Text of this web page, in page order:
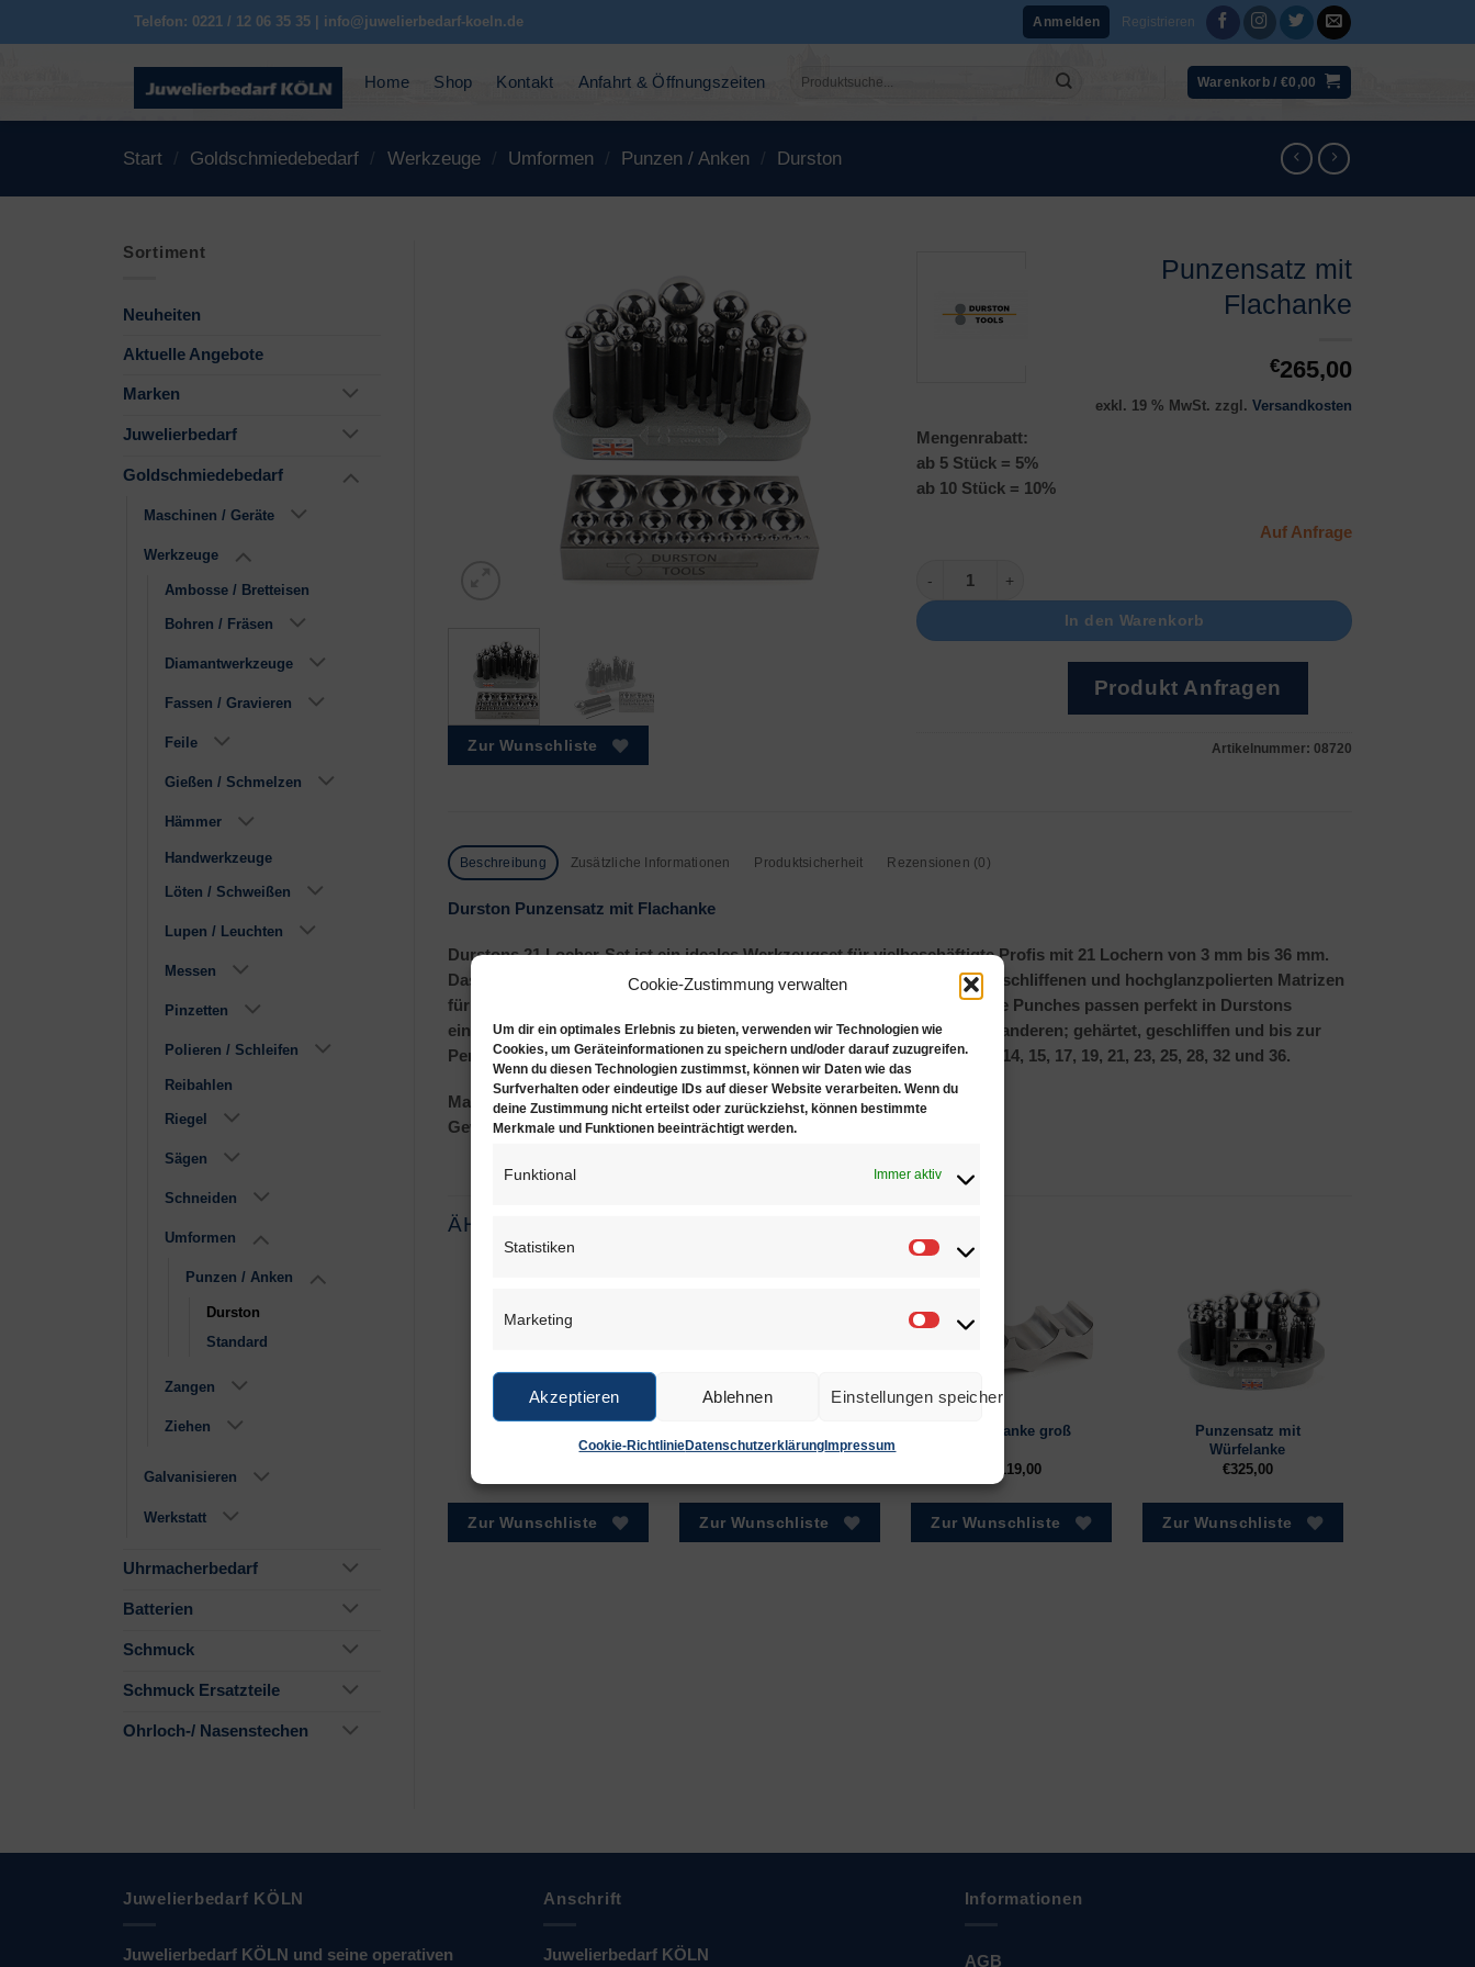
Cookie-Zustimmung verwalten
Um dir ein optimales Erlebnis zu bieten, verwenden wir Technologien wie
Cookies, um Geräteinformationen zu speichern und/oder darauf zuzugreifen.
Wenn du diesen Technologien zustimmst, können wir Daten wie das
Surfverhalten oder eindeutige IDs auf dieser Website verarbeiten. Wenn du
deine Zustimmung nicht erteilst oder zurückziehst, können bestimmte
Merkmale und Funktionen beeinträchtigt werden.
Funktional Immer aktiv
Statistiken
Statistiken
Marketing
Marketing
Akzeptieren Ablehnen Einstellungen speichern
Cookie-RichtlinieDatenschutzerklärung Impressum
Telefon: 0221 / 12 06 35 35 | info@juwelierbedarf-koeln.de Anmelden Registrieren
Home Shop Kontakt Anfahrt & Öffnungszeiten
Suchen
Warenkorb /€0,00
Start / Goldschmiedebedarf / Werkzeuge / Umformen / Punzen / Anken / Durston
Sortiment
Neuheiten
Aktuelle Angebote
Marken
Juwelierbedarf
Goldschmiedebedarf
Maschinen / Geräte
Werkzeuge
Ambosse / Bretteisen
Bohren / Fräsen
Diamantwerkzeuge
Fassen / Gravieren
Feile
Gießen / Schmelzen
Hämmer
Handwerkzeuge
Löten / Schweißen
Lupen / Leuchten
Messen
Pinzetten
Polieren / Schleifen
Reibahlen
Riegel
Sägen
Schneiden
Umformen
Punzen / Anken
Durston
Standard
Zangen
Ziehen
Galvanisieren
Werkstatt
Uhrmacherbedarf
Batterien
Schmuck
Schmuck Ersatzteile
Ohrloch-/ Nasenstechen
Zur Wunschliste
Punzensatz mit
Flachanke
€265,00
exkl. 19 % MwSt. zzgl. Versandkosten
Mengenrabatt:
ab 5 Stück = 5%
ab 10 Stück = 10%
Auf Anfrage
Punzensatz mit Flachanke Menge
In den Warenkorb
Produkt Anfragen
Artikelnummer: 08720
Beschreibung Zusätzliche Informationen Produktsicherheit Rezensionen (0)
Durston Punzensatz mit Flachanke
Durstons 21 Locher-Set ist ein ideales Werkzeugset für vielbeschäftigte Profis mit 21 Lochern von 3 mm bis 36 mm.
Das Set enthält einen 23-Loch-Flachblock. Bestehend aus gehärteten, geschliffenen und hochglanzpolierten Matrizen
für perfekte Ergebnisse, halten unsere Sets garantiert ein Leben lang.
Die Punches passen perfekt in Durstons
einzigartige Aufbewahrungsschale. Die Halbkugeln sind fertig wie keine anderen; gehärtet, geschliffen und bis zur
Perfektion poliert. Stempelgrößen (mm) sind 3, 4, 5, 6, 7, 8, 10, 11, 12, 13, 14, 15, 17, 19, 21, 23, 25, 28, 32 und 36.
Maße (LxBxH): 280 x 170 x 190 mm
Gewicht: 8.2 kg
ÄHNLICHE PRODUKTE
Punzensatz
Zur Wunschliste
Formanke
Zur Wunschliste
Riefenanke groß
119,00
Zur Wunschliste
Punzensatz mit
Würfelanke
€325,00
Zur Wunschliste
Juwelierbedarf KÖLN
Juwelierbedarf KÖLN und seine operativen
Anschrift
Juwelierbedarf KÖLN
Informationen
AGB